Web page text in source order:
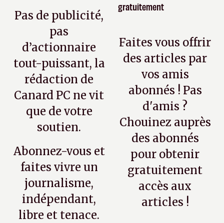
Pas de publicité,
pas
d’actionnaire
tout-puissant, la
rédaction de
Canard PC ne vit
que de votre
soutien.
Abonnez-vous et
faites vivre un
journalisme,
indépendant,
libre et tenace.
gratuitement
Faites vous offrir
des articles par
vos amis
abonnés ! Pas
d'amis ?
Chouinez auprès
des abonnés
pour obtenir
gratuitement
accès aux
articles !